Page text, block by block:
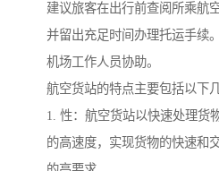
建议旅客在出行前查阅所乘航
并留出充足时间办理托运手续
机场工作人员协助。
航空货站的特点主要包括以下
1. 性：航空货站以快速处理货
的高速度，实现货物的快速和